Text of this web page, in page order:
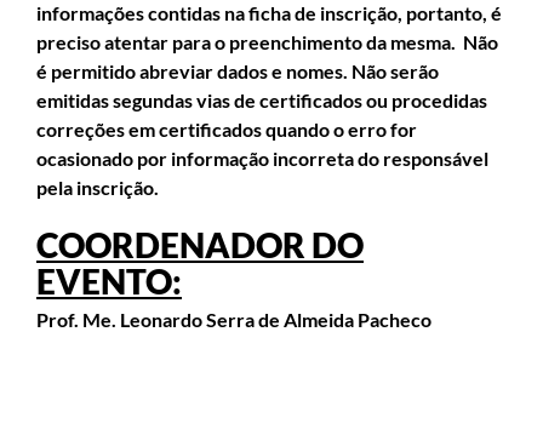
informações contidas na ficha de inscrição, portanto, é
preciso atentar para o preenchimento da mesma. Não
é permitido abreviar dados e nomes. Não serão
emitidas segundas vias de certificados ou procedidas
correções em certificados quando o erro for
ocasionado por informação incorreta do responsável
pela inscrição.
COORDENADOR DO
EVENTO:
Prof. Me. Leonardo Serra de Almeida Pacheco